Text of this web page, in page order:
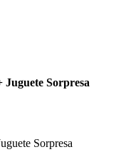
Juguete Sorpresa
Sorpresa